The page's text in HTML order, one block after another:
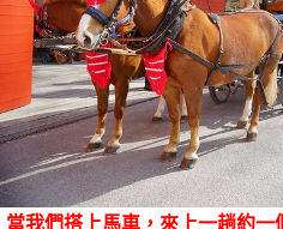
當我們搭上馬車，來上一趟約一